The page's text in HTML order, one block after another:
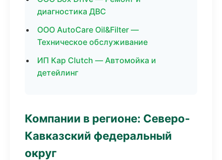
диагностика ДВС
ООО AutoCare Oil&Filter —
Техническое обслуживание
ИП Кар Clutch — Автомойка и
детейлинг
Компании в регионе: Северо-
Кавказский федеральный
округ